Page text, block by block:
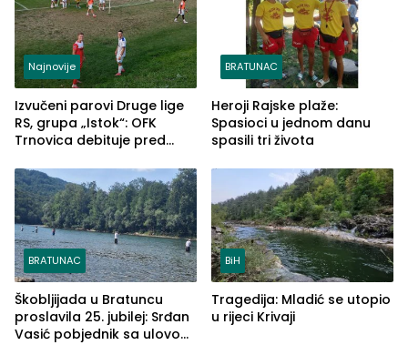
Najnovije
Izvučeni parovi Druge lige
RS, grupa „Istok“: OFK
Trnovica debituje pred
Drine HE
BRATUNAC
Heroji Rajske plaže:
Spasioci u jednom danu
spasili tri života
BRATUNAC
Škobljijada u Bratuncu
proslavila 25. jubilej: Srđan
Vasić pobjednik sa ulovom
BiH
Tragedija: Mladić se utopio
u rijeci Krivaji